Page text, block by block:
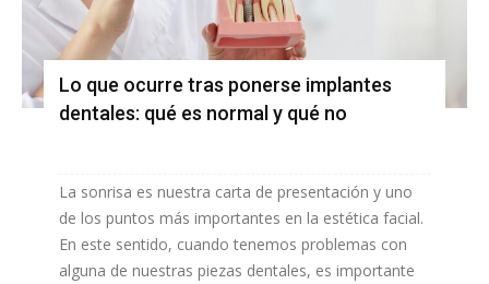
Lo que ocurre tras ponerse implantes
dentales: qué es normal y qué no
La sonrisa es nuestra carta de presentación y uno
de los puntos más importantes en la estética facial.
En este sentido, cuando tenemos problemas con
alguna de nuestras piezas dentales, es importante